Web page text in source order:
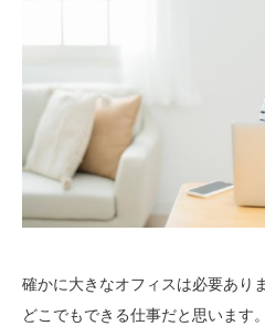
確かに大きなオフィスは必要あり
どこでもできる仕事だと思います。